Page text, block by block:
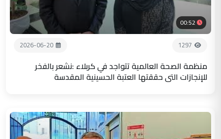
00:52
1297
2026-06-20
منظمة الصحة العالمية تتواجد في كربلاء :نشعر بالفخر
للإنجازات التي حققتها العتبة الحسينية المقدسة